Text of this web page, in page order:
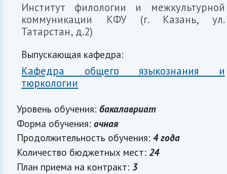
Уровень обучения:бакалавриат
Форма обучения:очная
Продолжительность обучения:4 года
Количество бюджетных мест:24
План приема на контракт: 3
Институт филологии и межкультурной
коммуникации КФУ (г. Казань, ул.
Татарстан, д.2)
Выпускающая кафедра:
Кафедра общего языкознания и
тюркологии